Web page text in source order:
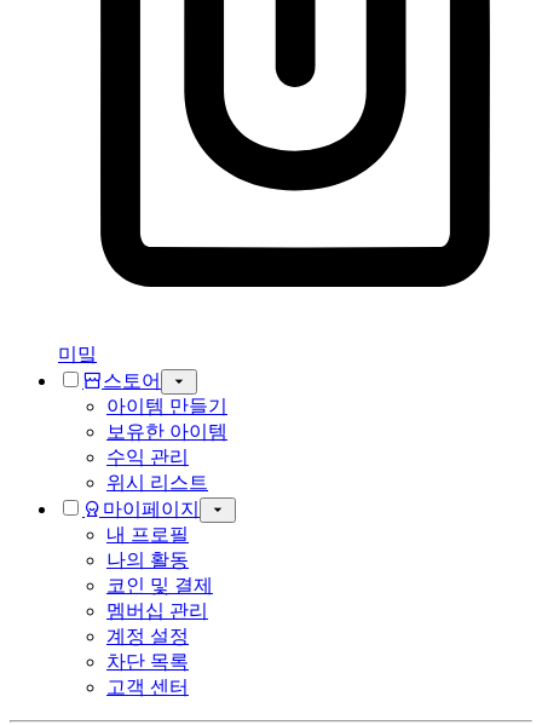
미밐
스토어
아이템 만들기
보유한 아이템
수익 관리
위시 리스트
마이페이지
내 프로필
나의 활동
코인 및 결제
멤버십 관리
계정 설정
차단 목록
고객 센터